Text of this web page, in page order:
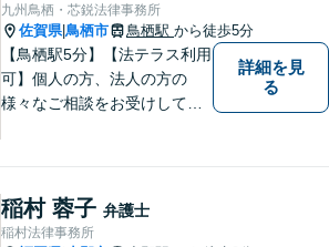
九州鳥栖・芯鋭法律事務所
佐賀県|鳥栖市 鳥栖駅 から徒歩5分
【鳥栖駅5分】【法テラス利用
可】個人の方、法人の方の
様々なご相談をお受けしてお
案いたします。【債務整理・
残業代請求については初回面
詳細を見
る
稲村 蓉子 弁護士
稲村法律事務所